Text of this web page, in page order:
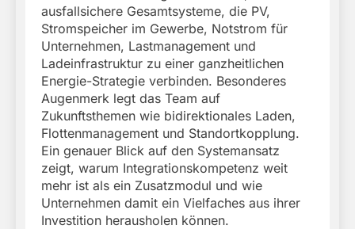
ausfallsichere Gesamtsysteme, die PV,
Stromspeicher im Gewerbe, Notstrom für
Unternehmen, Lastmanagement und
Ladeinfrastruktur zu einer ganzheitlichen
Energie-Strategie verbinden. Besonderes
Augenmerk legt das Team auf
Zukunftsthemen wie bidirektionales Laden,
Flottenmanagement und Standortkopplung.
Ein genauer Blick auf den Systemansatz
zeigt, warum Integrationskompetenz weit
mehr ist als ein Zusatzmodul und wie
Unternehmen damit ein Vielfaches aus ihrer
Investition herausholen können.